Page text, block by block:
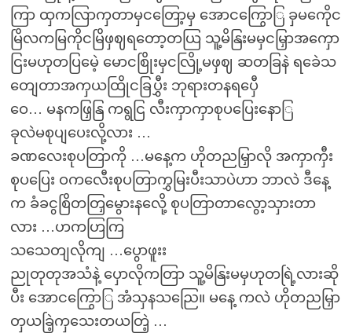
ကြာ ထှကလြာကှတာမှငတြော့မှ အောငကြွောြ ခှမကေိုင
မြိလကမြကိုငမြိဖှဈရတော့တယြ သူ့မိနြးမမှငမြှာအကှော
ငြးမဟုတပြမေဲ့ မောငစြိုးမှငလြို့မဖှဈ ဆတခြနဲ ရခေဲသ
တျေတာအကှယထြိုငခြပွှီး ဘုရားတနရပှေီ
ဝေ… မနကဖြှနြ ကရွငြ လီးကှာကှာစုပပြေးနောြ
ခုလဲမစုပျပေးလို့လား …
ခဏလေးစုပတြာကို …မနေ့က ဟိုတညမြှာလို အကှာကှီး
စုပပြေး ဝကလေီးစုပတြာကွှမြးပီးသာပဲဟာ ဘာလဲ ဒီနေ့
က ခံခငွစြိတတြှမွေားနလေို့ စုပတြာတာလွော့သှားတာ
လား …ဟကဟြကြ
သသေတျလိုကျ …ပွောဖူးး
ညုတုတုအသံနဲ့ ပှောလိုကတြာ သူ့မိနြးမမှဟုတရြဲ့လားဆို
ပီး အောငကြွောြ အံသှနသညြေ။ မနေ့ ကလဲ ဟိုတညမြှာ
တှယခြဲ့ကှသေးတယတြဲ့ …